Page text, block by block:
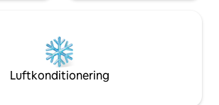
Luftkonditionering